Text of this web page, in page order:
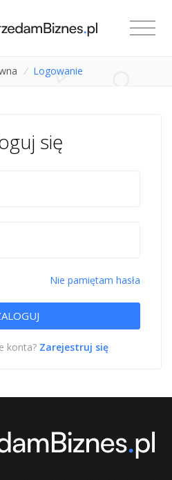
/ Logowanie
się
Nie pamiętam hasła
konta? Zarejestruj się